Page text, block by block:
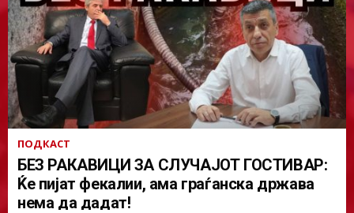
ПОДКАСТ
БЕЗ РАКАВИЦИ ЗА СЛУЧАЈОТ ГОСТИВАР:
Ќе пијат фекалии, ама граѓанска држава
нема да дадат!